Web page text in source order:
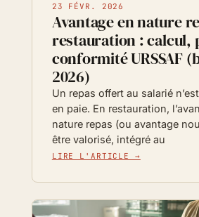
23 FÉVR. 2026
Avantage en nature
restauration : calcul,
conformité URSSAF
2026)
Un repas offert au salarié
en paie. En restauration,
nature repas (ou avantage
être valorisé, intégré au
LIRE L'ARTICLE →